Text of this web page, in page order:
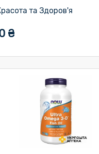
та Здоров'я
₴